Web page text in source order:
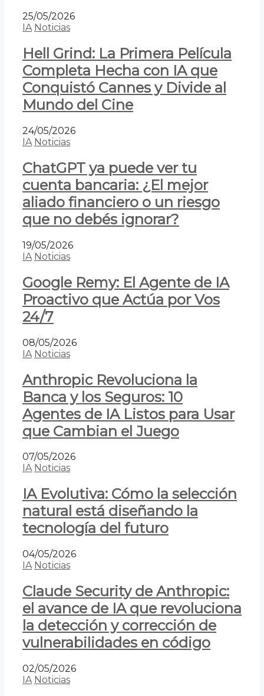
25/05/2026
IA Noticias
Hell Grind: La Primera Película
Completa Hecha con IA que
Conquistó Cannes y Divide al
Mundo del Cine
24/05/2026
IA Noticias
ChatGPT ya puede ver tu
cuenta bancaria: ¿El mejor
aliado financiero o un riesgo
que no debés ignorar?
19/05/2026
IA Noticias
Google Remy: El Agente de IA
Proactivo que Actúa por Vos
24/7
08/05/2026
IA Noticias
Anthropic Revoluciona la
Banca y los Seguros: 10
Agentes de IA Listos para Usar
que Cambian el Juego
07/05/2026
IA Noticias
IA Evolutiva: Cómo la selección
natural está diseñando la
tecnología del futuro
04/05/2026
IA Noticias
Claude Security de Anthropic:
el avance de IA que revoluciona
la detección y corrección de
vulnerabilidades en código
02/05/2026
IA Noticias